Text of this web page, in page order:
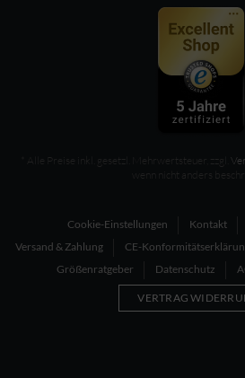
* Alle Preise inkl. gesetzl. Mehrwertsteuer, zzgl.
wenn nicht anders
Cookie-Einstellungen Kontakt
Versand & Zahlung
CE-
Größenratgeber
Datenschutz
VERTRAG